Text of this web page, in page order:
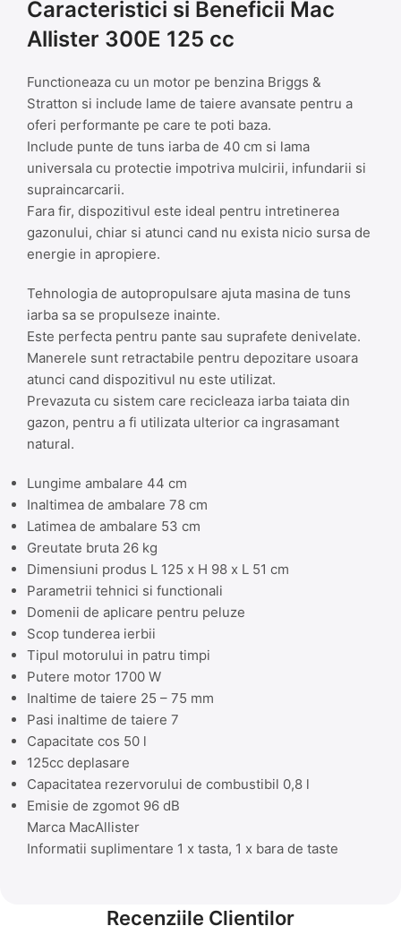
Caracteristici si Beneficii Mac
Allister 300E 125 cc
Functioneaza cu un motor pe benzina Briggs &
Stratton si include lame de taiere avansate pentru a
oferi performante pe care te poti baza.
Include punte de tuns iarba de 40 cm si lama
universala cu protectie impotriva mulcirii, infundarii si
supraincarcarii.
Fara fir, dispozitivul este ideal pentru intretinerea
gazonului, chiar si atunci cand nu exista nicio sursa de
energie in apropiere.
Tehnologia de autopropulsare ajuta masina de tuns
iarba sa se propulseze inainte.
Este perfecta pentru pante sau suprafete denivelate.
Manerele sunt retractabile pentru depozitare usoara
atunci cand dispozitivul nu este utilizat.
Prevazuta cu sistem care recicleaza iarba taiata din
gazon, pentru a fi utilizata ulterior ca ingrasamant
natural.
Lungime ambalare 44 cm
Inaltimea de ambalare 78 cm
Latimea de ambalare 53 cm
Greutate bruta 26 kg
Dimensiuni produs L 125 x H 98 x L 51 cm
Parametrii tehnici si functionali
Domenii de aplicare pentru peluze
Scop tunderea ierbii
Tipul motorului in patru timpi
Putere motor 1700 W
Inaltime de taiere 25 – 75 mm
Pasi inaltime de taiere 7
Capacitate cos 50 l
125cc deplasare
Capacitatea rezervorului de combustibil 0,8 l
Emisie de zgomot 96 dB
Marca MacAllister
Informatii suplimentare 1 x tasta, 1 x bara de taste
Recenziile Clienților